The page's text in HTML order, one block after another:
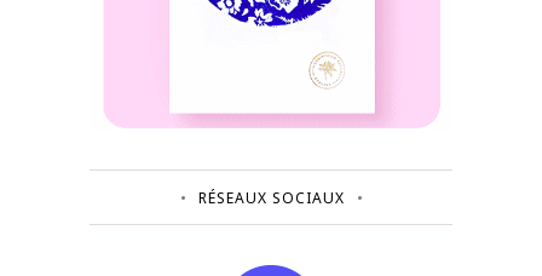
RÉSEAUX SOCIAUX